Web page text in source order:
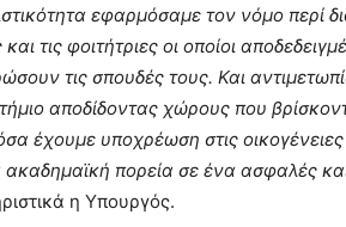
εφαρμόσαμε τον νόμο περί
και τις φοιτήτριες οι οποίοι
τις σπουδές τους. Και
αποδίδοντας χώρους που
έχουμε υποχρέωση στις
πορεία σε ένα ασφαλές
η Υπουργός.